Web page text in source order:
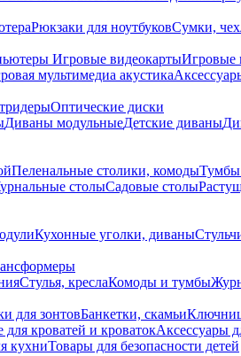
Рюкзаки для ноутбуковСумки,
Игровые видеокартыИгровые
мультимедиа акустика
Оптические диски
Диваны модульныеДетские диваны
Пеленальные столики, комоды
столыСадовые столы
Кухонные уголки, диваны
Стулья, креслаКомоды и тумбы
для зонтовБанкетки, скамьи
кроватей и кроватокАксессуары
кухниТовары для безопасности детей